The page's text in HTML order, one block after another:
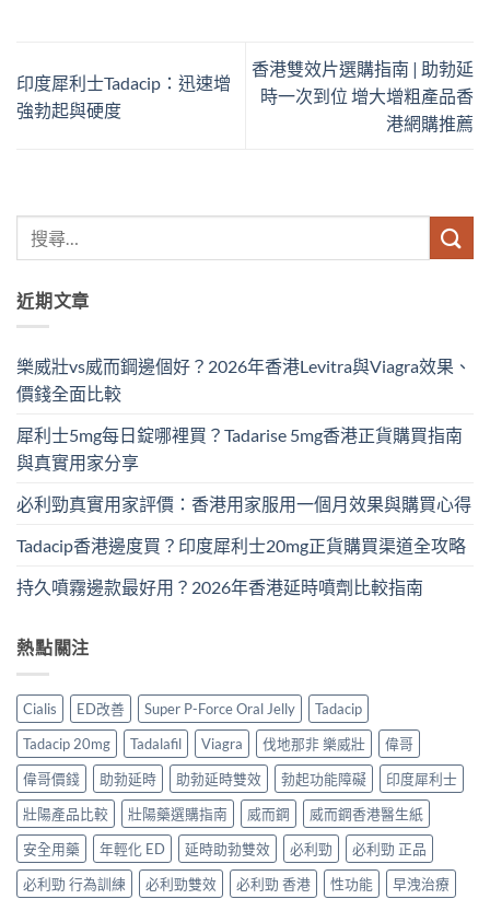
印度犀利士Tadacip：迅速增
強勃起與硬度
香港雙效片選購指南 | 助勃延
時一次到位 增大增粗產品香
港網購推薦
近期文章
樂威壯vs威而鋼邊個好？2026年香港Levitra與Viagra效果、
價錢全面比較
犀利士5mg每日錠哪裡買？Tadarise 5mg香港正貨購買指南
與真實用家分享
必利勁真實用家評價：香港用家服用一個月效果與購買心得
Tadacip香港邊度買？印度犀利士20mg正貨購買渠道全攻略
持久噴霧邊款最好用？2026年香港延時噴劑比較指南
熱點關注
Cialis ED改善 Super P-Force Oral Jelly
Tadacip
Tadacip 20mg
Tadalafil Viagra 伐地那非 樂威壯
偉哥
偉哥價錢
助勃延時 助勃延時雙效 勃起功能障礙
印度犀利士
壯陽產品比較
壯陽藥選購指南 威而鋼
威而鋼香港醫生紙
安全用藥
年輕化 ED 延時助勃雙效 必利勁
必利勁 正品
必利勁 行為訓練
必利勁雙效 必利勁 香港 性功能 早洩治療